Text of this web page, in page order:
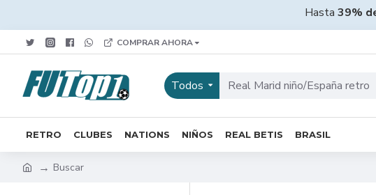
Hasta 39%
COMPRAR AHORA
Todos
RETRO CLUBES NATIONS NIÑOS REAL BETIS BRASIL
Buscar